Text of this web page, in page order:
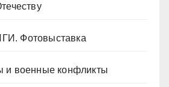
Фотовыставка
и военные конфликты